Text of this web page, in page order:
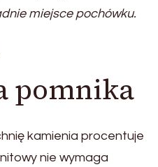
miejsce pochówku.
pomnika
kamienia procentuje
nie wymaga